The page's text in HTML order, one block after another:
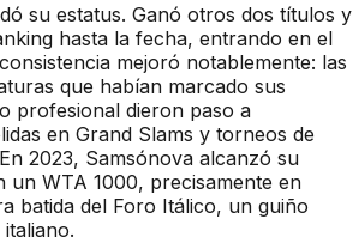
su estatus. Ganó otros dos títulos y
hasta la fecha, entrando en el
mejoró notablemente: las
que habían marcado sus
profesional dieron paso a
en Grand Slams y torneos de
2023, Samsónova alcanzó su
un WTA 1000, precisamente en
batida del Foro Itálico, un guiño